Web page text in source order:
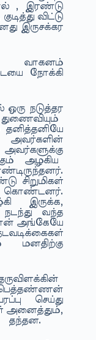
, இரண்டு
விட்டு
இருசக்கர
வாகனம்
நோக்கி
ஒரு நடுத்தர
தனித்தனியே
அவர்களுக்கு
அழகிய
சிறுமிகள்
கொண்டனர்.
இருக்க,
வந்த
நான் அங்கேயே
மனதிற்கு
பெத்தண்ணன்
செய்து
அனைத்தும்,
தந்தன.